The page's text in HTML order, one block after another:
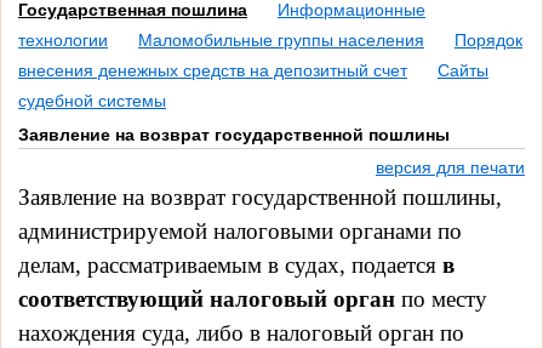
Государственная пошлина
Информационные
технологии
Маломобильные группы населения
Порядок
внесения денежных средств на депозитный счет
Сайты
судебной системы
Заявление на возврат государственной пошлины
версия для печати
Заявление на возврат государственной пошлины,
администрируемой налоговыми органами по
делам, рассматриваемым в судах, подается в
соответствующий налоговый орган по месту
нахождения суда, либо в налоговый орган по